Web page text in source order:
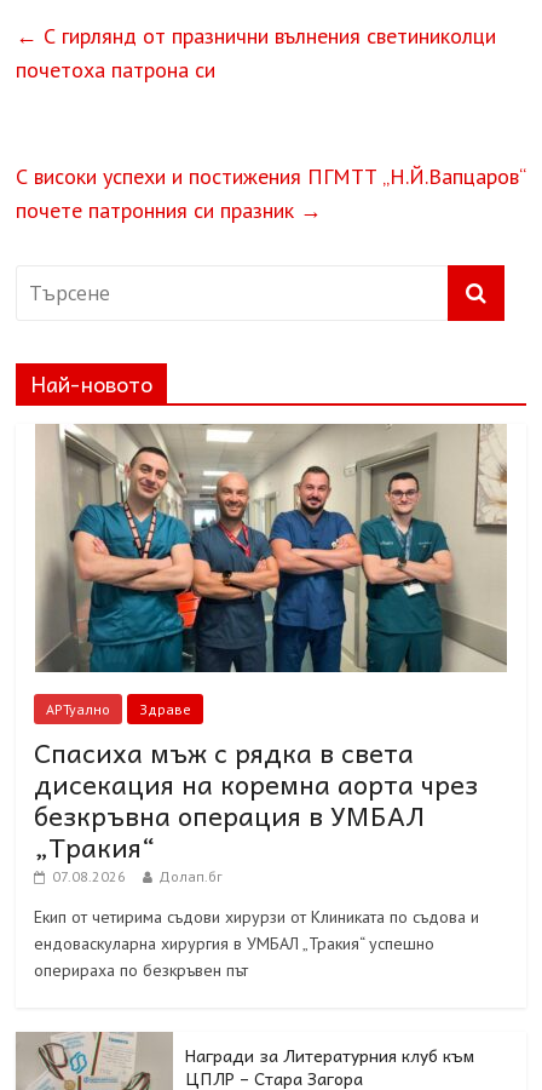
← С гирлянд от празнични вълнения светиниколци
почетоха патрона си
С високи успехи и постижения ПГМТТ „Н.Й.Вапцаров“
почете патронния си празник →
Най-новото
АРТуално Здраве
Спасиха мъж с рядка в света
дисекация на коремна аорта чрез
безкръвна операция в УМБАЛ
„Тракия“
07.08.2026 Долап.бг
Екип от четирима съдови хирурзи от Клиниката по съдова и
ендоваскуларна хирургия в УМБАЛ „Тракия“ успешно
оперираха по безкръвен път
Награди за Литературния клуб към
ЦПЛР – Стара Загора